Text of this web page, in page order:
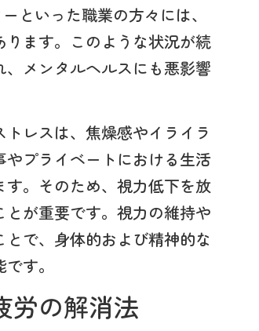
といった職業の方々には、
ます。このような状況が続
メンタルヘルスにも悪影響
レスは、焦燥感やイライラ
プライベートにおける生活
。そのため、視力低下を放
が重要です。視力の維持や
で、身体的および精神的な
す。
労の解消法